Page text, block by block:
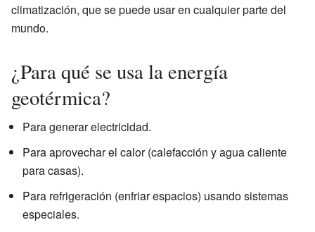
climatización, que se puede usar en cualquier parte del
mundo.
¿Para qué se usa la energía
geotérmica?
Para generar electricidad.
Para aprovechar el calor (calefacción y agua caliente
para casas).
Para refrigeración (enfriar espacios) usando sistemas
especiales.